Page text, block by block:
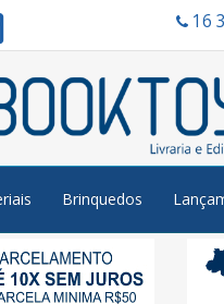
16
Brinquedos